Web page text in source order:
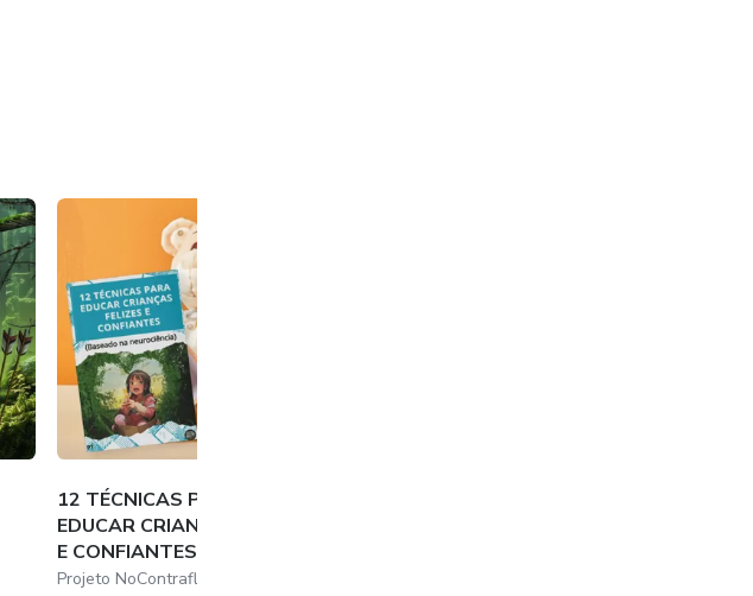
e respaldado por
12 TÉCNICAS PARA
EDUCAR CRIANÇAS FELIZES
E CONFIANTES
Projeto NoContrafluxo